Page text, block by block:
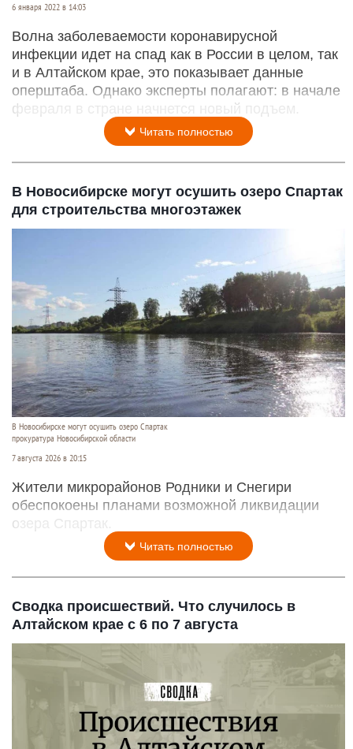
6 января 2022 в 14:03
Волна заболеваемости коронавирусной
инфекции идет на спад как в России в целом, так
и в Алтайском крае, это показывает данные
оперштаба. Однако эксперты полагают: в начале
февраля в стране начнется новый подъем.
Читать полностью
В Новосибирске могут осушить озеро Спартак
для строительства многоэтажек
В Новосибирске могут осушить озеро Спартак
прокуратура Новосибирской области
7 августа 2026 в 20:15
Жители микрорайонов Родники и Снегири
обеспокоены планами возможной ликвидации
озера Спартак.
Читать полностью
Сводка происшествий. Что случилось в
Алтайском крае с 6 по 7 августа